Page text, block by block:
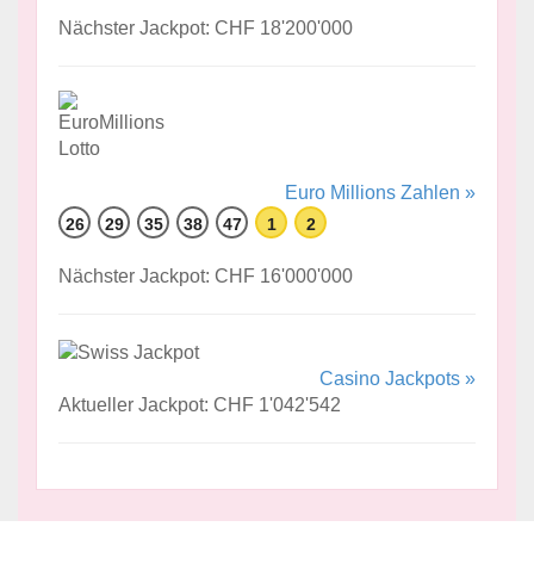
Nächster Jackpot: CHF 18'200'000
Euro Millions Zahlen »
26 29 35 38 47 1 2
Nächster Jackpot: CHF 16'000'000
Casino Jackpots »
Aktueller Jackpot: CHF 1'042'542